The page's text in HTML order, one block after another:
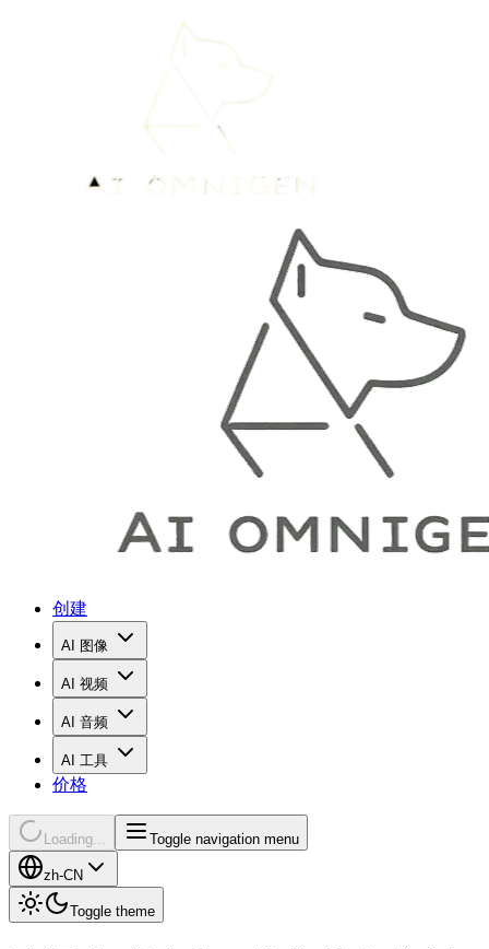
创建
AI 图像
AI 视频
AI 音频
AI 工具
价格
Loading... Toggle navigation menu
zh-CN
Toggle theme